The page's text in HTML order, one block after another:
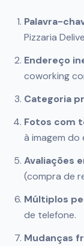
Palavra-
Pizzaria
Endereço
coworking
Categoria
Fotos com
à imagem
Avaliações
(compra de
Múltiplos
de telefone.
Mudanças